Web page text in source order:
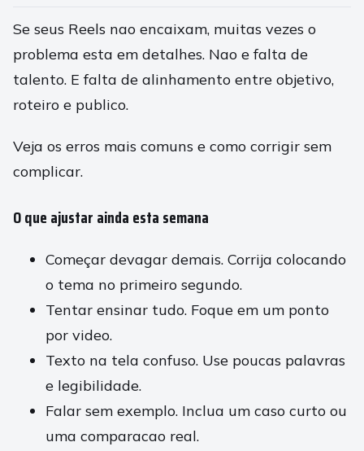
Se seus Reels nao encaixam, muitas vezes o
problema esta em detalhes. Nao e falta de
talento. E falta de alinhamento entre objetivo,
roteiro e publico.
Veja os erros mais comuns e como corrigir sem
complicar.
O que ajustar ainda esta semana
Começar devagar demais. Corrija colocando
o tema no primeiro segundo.
Tentar ensinar tudo. Foque em um ponto
por video.
Texto na tela confuso. Use poucas palavras
e legibilidade.
Falar sem exemplo. Inclua um caso curto ou
uma comparacao real.